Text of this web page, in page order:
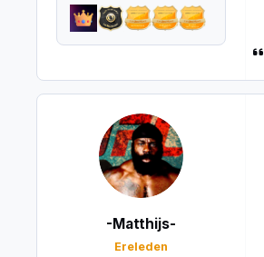
-Matthijs-
Ereleden